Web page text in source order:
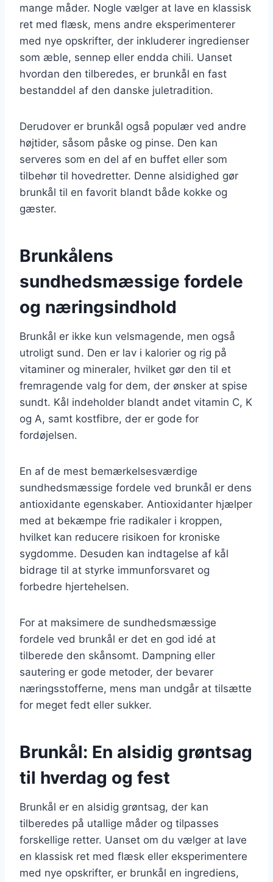
mange måder. Nogle vælger at lave en klassisk
ret med flæsk, mens andre eksperimenterer
med nye opskrifter, der inkluderer ingredienser
som æble, sennep eller endda chili. Uanset
hvordan den tilberedes, er brunkål en fast
bestanddel af den danske juletradition.
Derudover er brunkål også populær ved andre
højtider, såsom påske og pinse. Den kan
serveres som en del af en buffet eller som
tilbehør til hovedretter. Denne alsidighed gør
brunkål til en favorit blandt både kokke og
gæster.
Brunkålens
sundhedsmæssige fordele
og næringsindhold
Brunkål er ikke kun velsmagende, men også
utroligt sund. Den er lav i kalorier og rig på
vitaminer og mineraler, hvilket gør den til et
fremragende valg for dem, der ønsker at spise
sundt. Kål indeholder blandt andet vitamin C, K
og A, samt kostfibre, der er gode for
fordøjelsen.
En af de mest bemærkelsesværdige
sundhedsmæssige fordele ved brunkål er dens
antioxidante egenskaber. Antioxidanter hjælper
med at bekæmpe frie radikaler i kroppen,
hvilket kan reducere risikoen for kroniske
sygdomme. Desuden kan indtagelse af kål
bidrage til at styrke immunforsvaret og
forbedre hjertehelsen.
For at maksimere de sundhedsmæssige
fordele ved brunkål er det en god idé at
tilberede den skånsomt. Dampning eller
sautering er gode metoder, der bevarer
næringsstofferne, mens man undgår at tilsætte
for meget fedt eller sukker.
Brunkål: En alsidig grøntsag
til hverdag og fest
Brunkål er en alsidig grøntsag, der kan
tilberedes på utallige måder og tilpasses
forskellige retter. Uanset om du vælger at lave
en klassisk ret med flæsk eller eksperimentere
med nye opskrifter, er brunkål en ingrediens,